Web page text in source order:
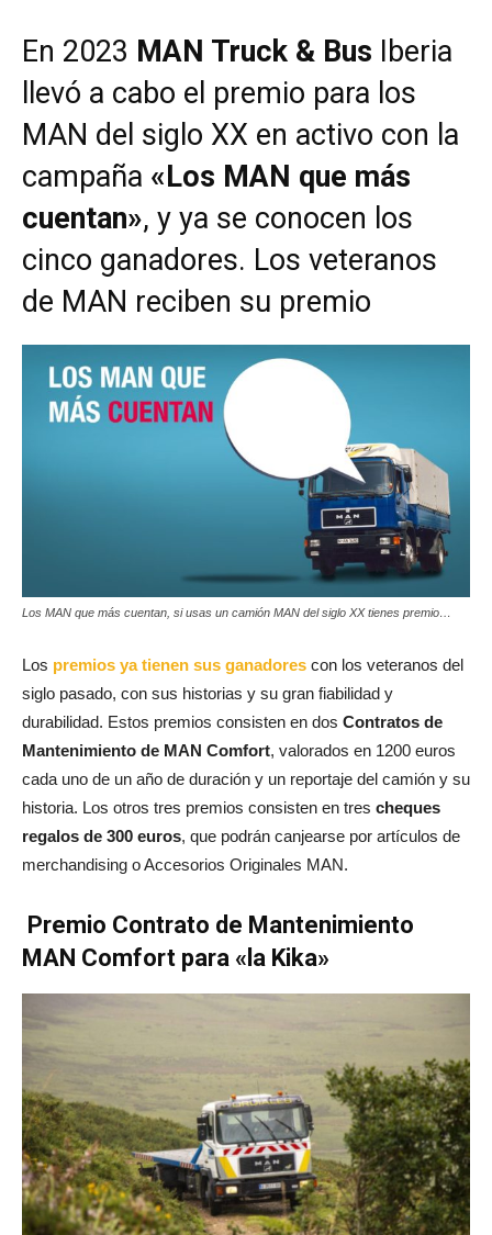
En 2023 MAN Truck & Bus Iberia
llevó a cabo el premio para los
MAN del siglo XX en activo con la
campaña «Los MAN que más
cuentan», y ya se conocen los
cinco ganadores. Los veteranos
de MAN reciben su premio
Los MAN que más cuentan, si usas un camión MAN del siglo XX tienes premio…
Los premios ya tienen sus ganadores con los veteranos del
siglo pasado, con sus historias y su gran fiabilidad y
durabilidad. Estos premios consisten en dos Contratos de
Mantenimiento de MAN Comfort, valorados en 1200 euros
cada uno de un año de duración y un reportaje del camión y su
historia. Los otros tres premios consisten en tres cheques
regalos de 300 euros, que podrán canjearse por artículos de
merchandising o Accesorios Originales MAN.
Premio Contrato de Mantenimiento
MAN Comfort para «la Kika»